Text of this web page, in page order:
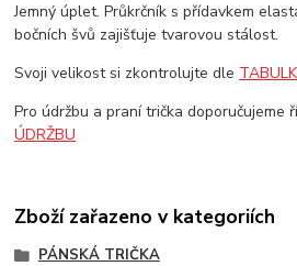
Jemný úplet. Průkrčník s přídavkem
bočních švů zajišťuje tvarovou stálost.
Svoji velikost si zkontrolujte dle
Pro údržbu a praní trička doporučujeme
ÚDRŽBU
Zboží zařazeno v kategoriích
PÁNSKÁ TRIČKA